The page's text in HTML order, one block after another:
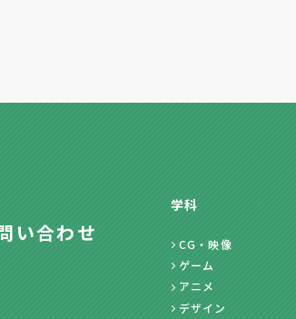
い合わせ
学科
CG・映像
ゲーム
アニメ
デザイン